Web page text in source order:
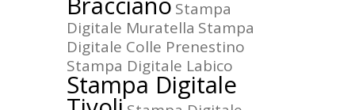
Stampa
Digitale Muratella Stampa
Digitale Colle Prenestino
Stampa Digitale Labico
Stampa Digitale